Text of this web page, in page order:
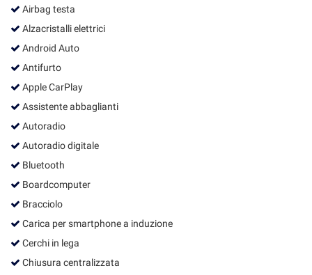
Airbag testa
Alzacristalli elettrici
Android Auto
Antifurto
Apple CarPlay
Assistente abbaglianti
Autoradio
Autoradio digitale
Bluetooth
Boardcomputer
Bracciolo
Carica per smartphone a induzione
Cerchi in lega
Chiusura centralizzata
Cookie necessari
Cookie delle preferenze
Cookie per il miglioramento dell'esperienza utente
Cookie di marketing
la
cookie